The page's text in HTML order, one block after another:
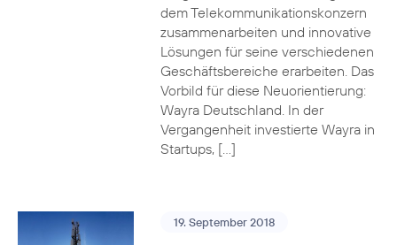
dem Telekommunikationskonzern
zusammenarbeiten und innovative
Lösungen für seine verschiedenen
Geschäftsbereiche erarbeiten. Das
Vorbild für diese Neuorientierung:
Wayra Deutschland. In der
Vergangenheit investierte Wayra in
Startups, […]
19. September 2018